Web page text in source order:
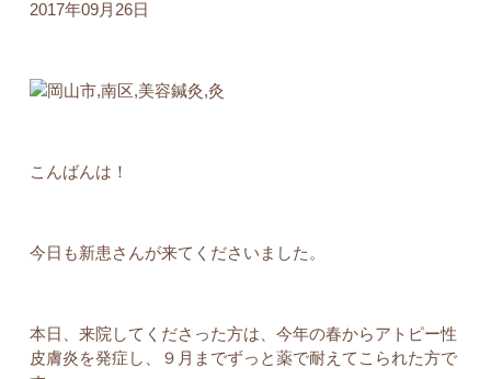
2017年09月26日
こんばんは！
今日も新患さんが来てくださいました。
本日、来院してくださった方は、今年の春からアトピー性
皮膚炎を発症し、９月までずっと薬で耐えてこられた方で